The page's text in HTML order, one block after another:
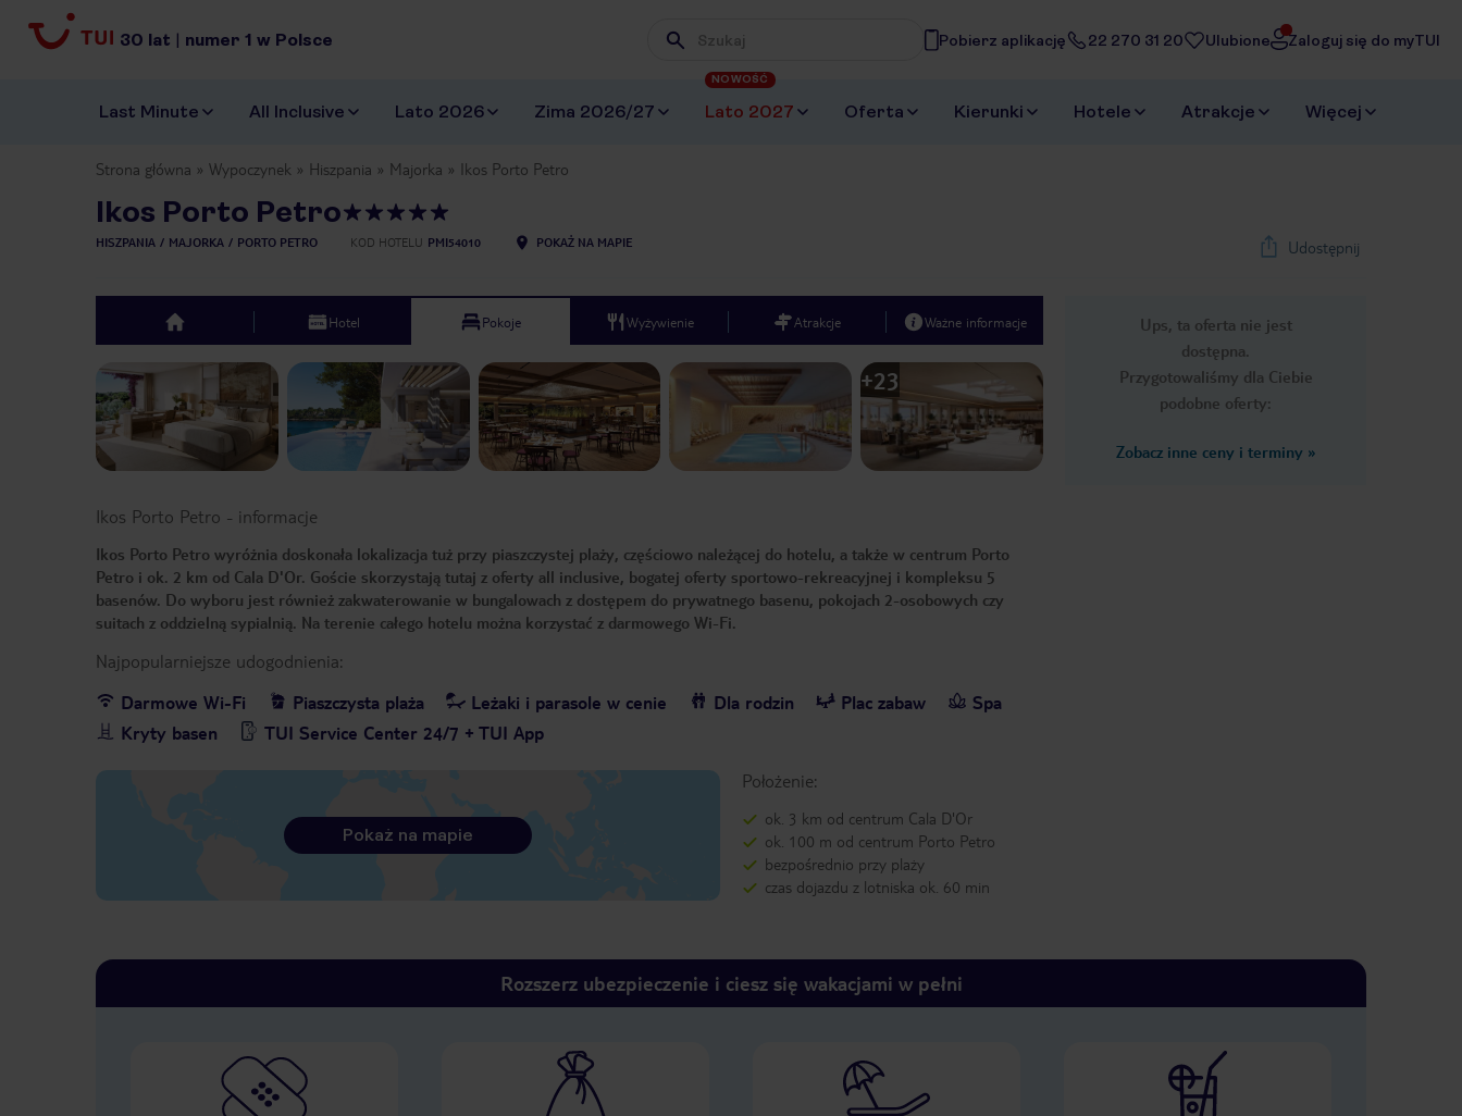
30 lat | numer 1 w Polsce Wpisz frazę, której szukasz
Pobierz aplikację 22 270 31 20 Ulubione Zaloguj się do myTUI
Last Minute All Inclusive Lato 2026 Zima 2026/27 Lato 2027
NOWOŚĆ
Oferta Kierunki Hotele Atrakcje Więcej
Strona główna Wypoczynek Hiszpania Majorka Ikos Porto Petro
Ikos Porto Petro
HISZPANIA MAJORKA PORTO PETRO KOD HOTELU PMI54010 POKAŻ NA MAPIE Udostępnij
Ups, ta oferta nie jest
dostępna.
Przygotowaliśmy dla Ciebie
podobne oferty:
Zobacz inne ceny i terminy »
top Hotel Pokoje Wyżywienie Atrakcje Ważne informacje
Previous slide Next slide
1 /29
+23
Ikos Porto Petro - informacje
Ikos Porto Petro wyróżnia doskonała lokalizacja tuż przy piaszczystej plaży, częściowo należącej do hotelu, a także w centrum Porto
Petro i ok. 2 km od Cala D'Or. Goście skorzystają tutaj z oferty all inclusive, bogatej oferty sportowo-rekreacyjnej i kompleksu 5
basenów. Do wyboru jest również zakwaterowanie w bungalowach z dostępem do prywatnego basenu, pokojach 2-osobowych czy
suitach z oddzielną sypialnią. Na terenie całego hotelu można korzystać z darmowego Wi-Fi.
Najpopularniejsze udogodnienia:
Darmowe Wi-Fi
Piaszczysta plaża Leżaki i parasole w cenie Dla rodzin Plac zabaw
Spa
Kryty basen
TUI Service Center 24/7 + TUI App
Położenie:
ok. 3 km od centrum Cala D'Or
ok. 100 m od centrum Porto Petro
bezpośrednio przy plaży
czas dojazdu z lotniska ok. 60 min
Pokaż na mapie
Rozszerz ubezpieczenie i ciesz się wakacjami w pełni